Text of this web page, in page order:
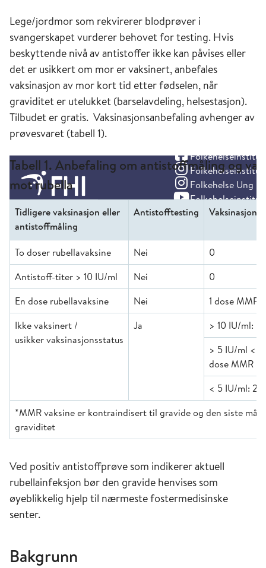
Lege/jordmor som rekvirerer blodprøver i
svangerskapet vurderer behovet for testing. Hvis
beskyttende nivå av antistoffer ikke kan påvises eller
det er usikkert om mor er vaksinert, anbefales
vaksinasjon av mor kort tid etter fødselen, når
graviditet er utelukket (barselavdeling, helsestasjon).
Tilbudet er gratis. Vaksinasjonsanbefaling avhenger av
prøvesvaret (tabell 1).
Tabell 1. Anbefaling om antistoffmåling og
mot rubella
Tidligere vaksinasjon eller
antistoffmåling
Antistofftesting
To doser rubellavaksine Nei
0
Antistoff-titer > 10 IU/ml
Nei
0
En dose rubellavaksine
Nei
1 dose MMR
Ikke vaksinert /
usikker vaksinasjonsstatus
Ja
> 10 IU/ml: 0
> 5 IU/ml <
dose MMR
< 5 IU/ml: 2
*MMR vaksine er kontraindisert til gravide og den siste
graviditet
Ved positiv antistoffprøve som indikerer aktuell
rubellainfeksjon bør den gravide henvises som
øyeblikkelig hjelp til nærmeste fostermedisinske
senter.
Bakgrunn